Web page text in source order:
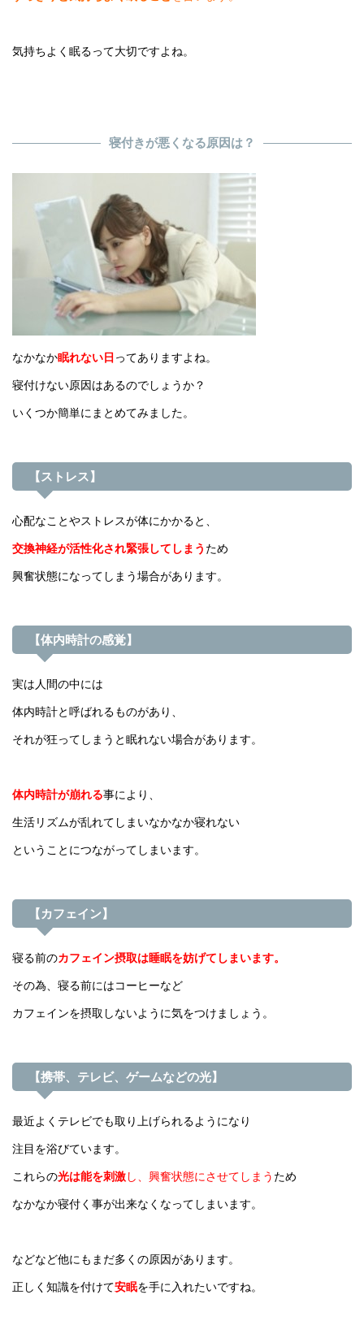
気持ちよく眠るって大切ですよね。
寝付きが悪くなる原因は？
なかなか眠れない日 ってありますよね。
寝付けない原因はあるのでしょうか？
いくつか簡単にまとめてみました。
【ストレス】
心配なことやストレスが体にかかると、
交換神経が活性化され緊張してしまう ため
興奮状態になってしまう場合があります。
【体内時計の感覚】
実は人間の中には
体内時計と呼ばれるものがあり、
それが狂ってしまうと眠れない場合があります。
体内時計が崩れる事により、
生活リズムが乱れてしまいなかなか寝れない
ということにつながってしまいます。
【カフェイン】
寝る前のカフェイン摂取は睡眠を妨げてしまいます。
その為、寝る前にはコーヒーなど
カフェインを摂取しないように気をつけましょう。
【携帯、テレビ、ゲームなどの光】
最近よくテレビでも取り上げられるようになり
注目を浴びています。
これらの光は能を刺激し、興奮状態にさせてしまう ため
なかなか寝付く事が出来なくなってしまいます。
などなど他にもまだ多くの原因があります。
正しく知識を付けて安眠を手に入れたいですね。